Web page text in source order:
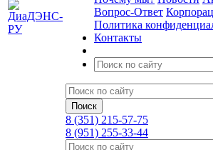
Вопрос-Ответ
Политика
Контакты
8 (351) 215-57-75
8 (951) 255-33-44